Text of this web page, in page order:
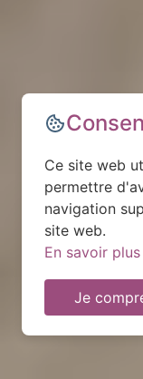
Ce site web
permettre
navigation
site web.
En savoir plus
Je